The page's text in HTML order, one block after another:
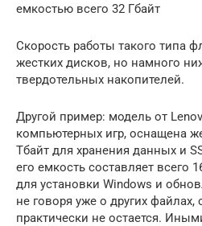
емкостью всего 32 Гбайт
Скорость работы такого типа
жестких дисков, но намного
твердотельных накопителей.
Другой пример: модель от
компьютерных игр, оснащена
Тбайт для хранения данных и
его емкость составляет всего
для установки Windows и
не говоря уже о других файлах,
практически не остается.